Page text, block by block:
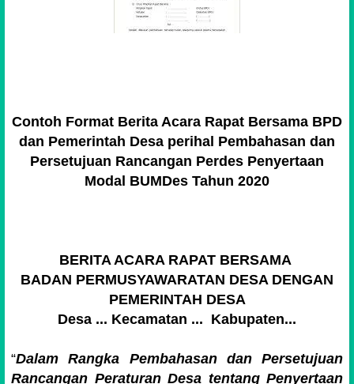
Contoh Format Berita Acara Rapat Bersama BPD
dan Pemerintah Desa perihal Pembahasan dan
Persetujuan Rancangan Perdes Penyertaan
Modal BUMDes Tahun 2020
BERITA ACARA RAPAT BERSAMA
BADAN PERMUSYAWARATAN DESA DENGAN
PEMERINTAH DESA
Desa ... Kecamatan ... Kabupaten...
“Dalam Rangka Pembahasan dan Persetujuan
Rancangan Peraturan Desa tentang Penyertaan